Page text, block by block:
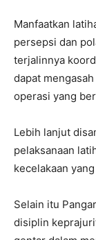
Manfaatkan
persepsi dan
terjalinnya
dapat
operasi yang
Lebih lanjut
pelaksanaan
kecelakaan
Selain itu
disiplin